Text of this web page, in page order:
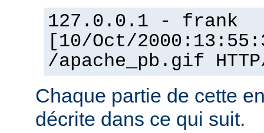
127.0.0.1 - frank
[10/Oct/
/apache_pb.gif
Chaque partie de cette
décrite dans ce qui suit.